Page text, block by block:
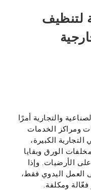
لتنظيف
والتجارية أمرًا
ومراكز الخدمات
الكبيرة،
الورق وبقايا
الأرضيات. وإذا
العمل اليدوي فقط،
فعّالة ومكلفة.